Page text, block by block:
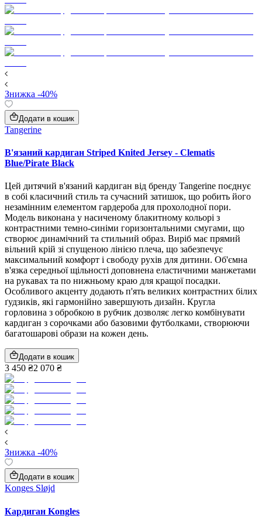
Знижка -40%
Додати в кошик
Tangerine
В'язаний кардиган Striped Knited Jersey - Clematis
Blue/Pirate Black
Цей дитячий в'язаний кардиган від бренду Tangerine поєднує
в собі класичний стиль та сучасний затишок, що робить його
незамінним елементом гардероба для прохолодної пори.
Модель виконана у насиченому блакитному кольорі з
контрастними темно-синіми горизонтальними смугами, що
створює динамічний та стильний образ. Виріб має прямий
вільний крій зі спущеною лінією плеча, що забезпечує
максимальний комфорт і свободу рухів для дитини. Об'ємна
в'язка середньої щільності доповнена еластичними манжетами
на рукавах та по нижньому краю для кращої посадки.
Особливого акценту додають п'ять великих контрастних білих
ґудзиків, які гармонійно завершують дизайн. Кругла
горловина з обробкою в рубчик дозволяє легко комбінувати
кардиган з сорочками або базовими футболками, створюючи
багатошарові образи на кожен день.
Додати в кошик
3 450 ₴2 070 ₴
Знижка -40%
Додати в кошик
Konges Sløjd
Кардиган Kongles